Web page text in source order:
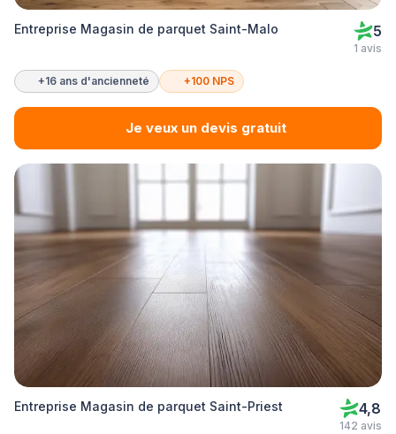
Entreprise Magasin de parquet Saint-Malo 5
1 avis
+16 ans d'ancienneté +100 NPS
Je veux un devis gratuit
Entreprise Magasin de parquet Saint-Priest 4,8
142 avis